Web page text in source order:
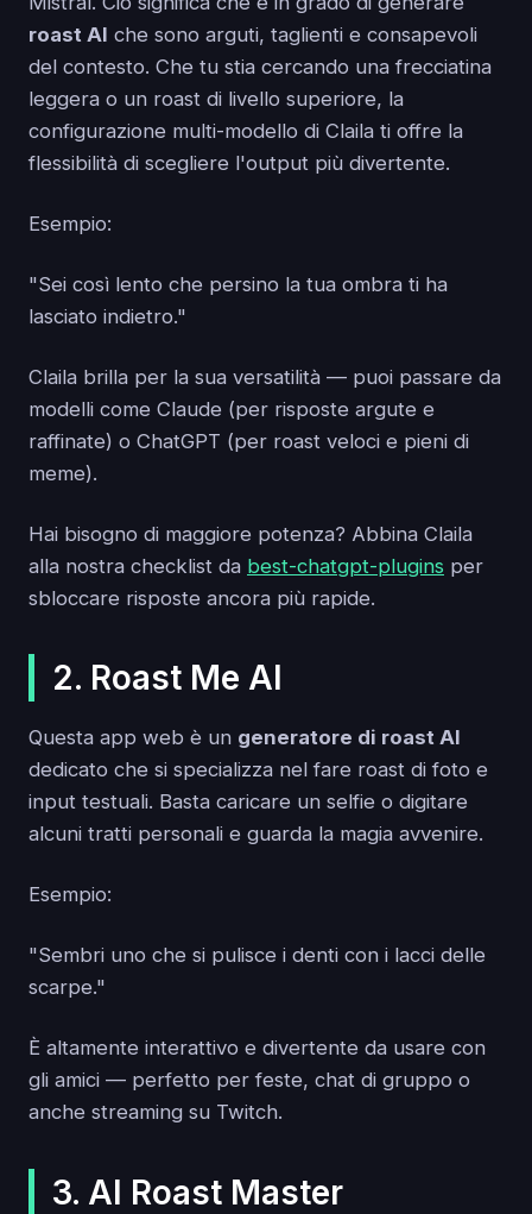
roast AI che sono arguti, taglienti e consapevoli
del contesto. Che tu stia cercando una frecciatina
leggera o un roast di livello superiore, la
configurazione multi-modello di Claila ti offre la
flessibilità di scegliere l'output più divertente.
Esempio:
"Sei così lento che persino la tua ombra ti ha
lasciato indietro."
Claila brilla per la sua versatilità — puoi passare da
modelli come Claude (per risposte argute e
raffinate) o ChatGPT (per roast veloci e pieni di
meme).
Hai bisogno di maggiore potenza? Abbina Claila
alla nostra checklist da best-chatgpt-plugins per
sbloccare risposte ancora più rapide.
2. Roast Me AI
Questa app web è un generatore di roast AI
dedicato che si specializza nel fare roast di foto e
input testuali. Basta caricare un selfie o digitare
alcuni tratti personali e guarda la magia avvenire.
Esempio:
"Sembri uno che si pulisce i denti con i lacci delle
scarpe."
È altamente interattivo e divertente da usare con
gli amici — perfetto per feste, chat di gruppo o
anche streaming su Twitch.
3. AI Roast Master